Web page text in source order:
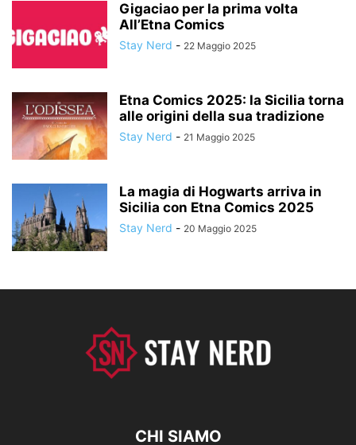
Gigaciao per la prima volta
All’Etna Comics
Stay Nerd - 22 Maggio 2025
Etna Comics 2025: la Sicilia torna
alle origini della sua tradizione
Stay Nerd - 21 Maggio 2025
La magia di Hogwarts arriva in
Sicilia con Etna Comics 2025
Stay Nerd - 20 Maggio 2025
CHI SIAMO